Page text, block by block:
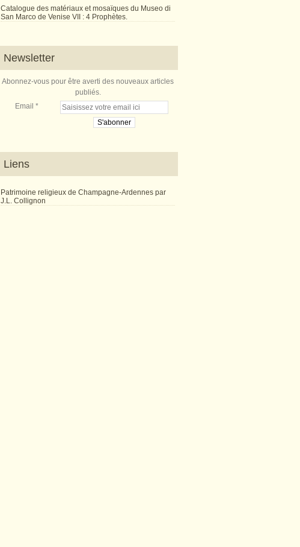
Catalogue des matériaux et mosaïques du Museo di
San Marco de Venise VII : 4 Prophètes.
Newsletter
Abonnez-vous pour être averti des nouveaux articles
publiés.
Email
Liens
Patrimoine religieux de Champagne-Ardennes par
J.L. Collignon